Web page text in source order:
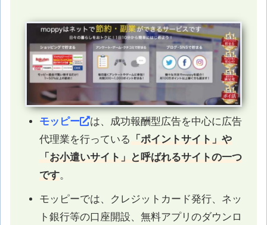
モッピー
は、成功報酬型広告を中心に広告
代理業を行っている 「ポイントサイト」や
「お小遣いサイト」と呼ばれるサイトの一つ
です。
モッピーでは、クレジットカード発行、ネッ
ト銀行等の口座開設、無料アプリのダウンロ